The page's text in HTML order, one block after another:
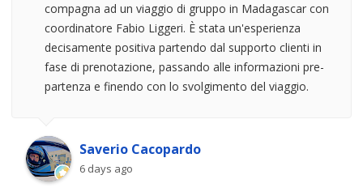
compagna ad un viaggio di gruppo in Madagascar con
coordinatore Fabio Liggeri. È stata un'esperienza
decisamente positiva partendo dal supporto clienti in
fase di prenotazione, passando alle informazioni pre-
partenza e finendo con lo svolgimento del viaggio.
rimanendo sempre positivo e propositivo. È stata una
bella esperienza che consiglio a chiunque abbia
capacità di adattamento e spirito di avventura
Saverio Cacopardo
6 days ago